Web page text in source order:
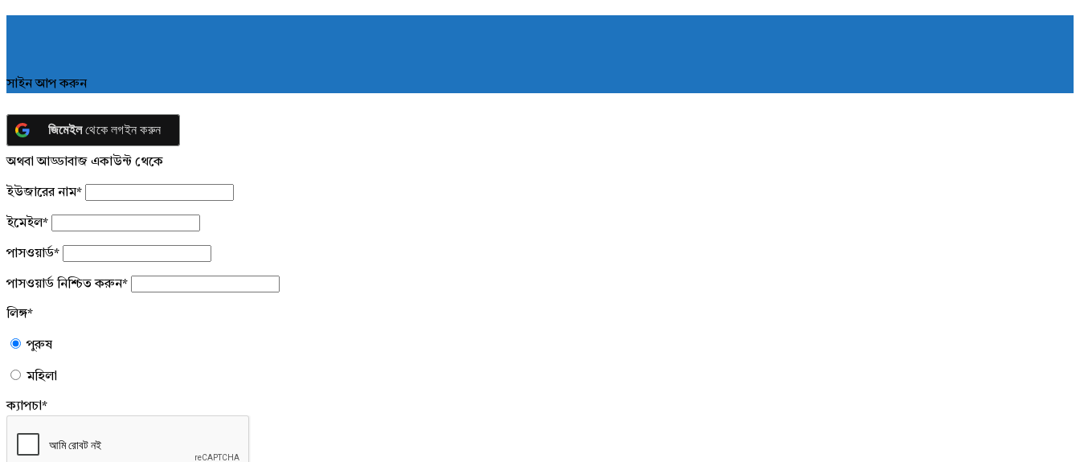
সাইন আপ করুন
জিমেইলথেকে লগইন করুন
অথবা আড্ডাবাজ একাউন্ট থেকে
ইউজারের নাম*
ইমেইল*
পাসওয়ার্ড*
পাসওয়ার্ড নিশ্চিত করুন*
লিঙ্গ*
পুরুষ
মহিলা
ক্যাপচা*